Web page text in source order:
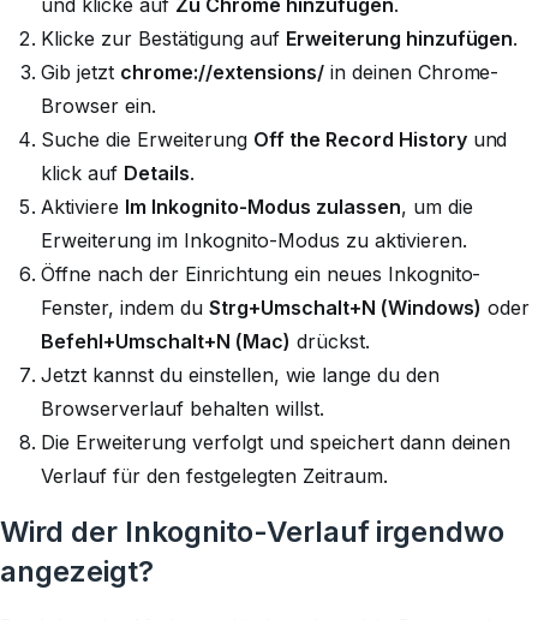
und klicke auf Zu Chrome hinzufügen.
Klicke zur Bestätigung auf Erweiterung hinzufügen.
Gib jetzt chrome://extensions/in deinen Chrome-
Browser ein.
Suche die Erweiterung Off the Record Historyund
klick auf Details.
Aktiviere Im Inkognito-Modus zulassen, um die
Erweiterung im Inkognito-Modus zu aktivieren.
Öffne nach der Einrichtung ein neues Inkognito-
Fenster, indem du Strg+Umschalt+N (Windows) oder
Befehl+Umschalt+N (Mac) drückst.
Jetzt kannst du einstellen, wie lange du den
Browserverlauf behalten willst.
Die Erweiterung verfolgt und speichert dann deinen
Verlauf für den festgelegten Zeitraum.
Wird der Inkognito-Verlauf irgendwo
angezeigt?